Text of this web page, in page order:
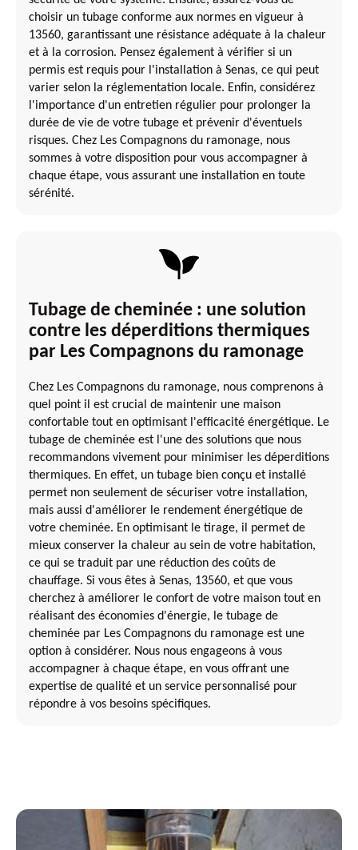
choisir un tubage conforme aux normes en vigueur à
13560, garantissant une résistance adéquate à la chaleur
et à la corrosion. Pensez également à vérifier si un
permis est requis pour l'installation à Senas, ce qui peut
varier selon la réglementation locale. Enfin, considérez
l'importance d'un entretien régulier pour prolonger la
durée de vie de votre tubage et prévenir d'éventuels
risques. Chez Les Compagnons du ramonage, nous
sommes à votre disposition pour vous accompagner à
chaque étape, vous assurant une installation en toute
sérénité.
Tubage de cheminée : une solution
contre les déperditions thermiques
par Les Compagnons du ramonage
Chez Les Compagnons du ramonage, nous comprenons à
quel point il est crucial de maintenir une maison
confortable tout en optimisant l'efficacité énergétique. Le
tubage de cheminée est l'une des solutions que nous
recommandons vivement pour minimiser les déperditions
thermiques. En effet, un tubage bien conçu et installé
permet non seulement de sécuriser votre installation,
mais aussi d'améliorer le rendement énergétique de
votre cheminée. En optimisant le tirage, il permet de
mieux conserver la chaleur au sein de votre habitation,
ce qui se traduit par une réduction des coûts de
chauffage. Si vous êtes à Senas, 13560, et que vous
cherchez à améliorer le confort de votre maison tout en
réalisant des économies d'énergie, le tubage de
cheminée par Les Compagnons du ramonage est une
option à considérer. Nous nous engageons à vous
accompagner à chaque étape, en vous offrant une
expertise de qualité et un service personnalisé pour
répondre à vos besoins spécifiques.